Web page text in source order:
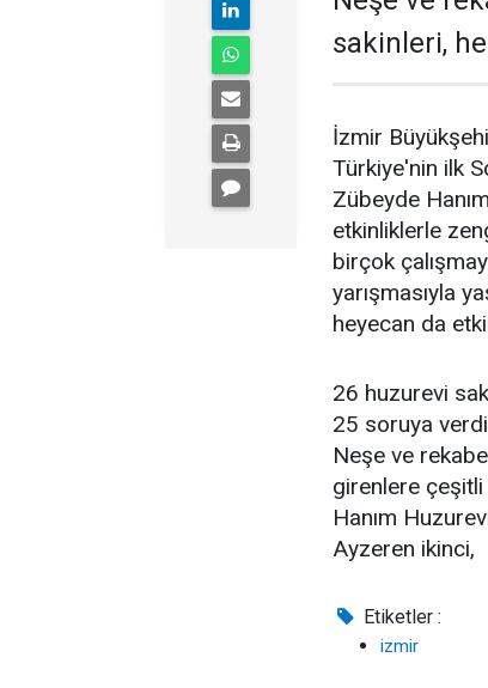
sakinleri,
İzmir
Türkiye'nin ilk
Zübeyde
etkinliklerle
birçok
yarışmasıyla
heyecan da
26 huzurevi
25 soruya
Neşe ve
girenlere çeşitli
Hanım
Ayzeren ikinci,
Etiketler :
izmir